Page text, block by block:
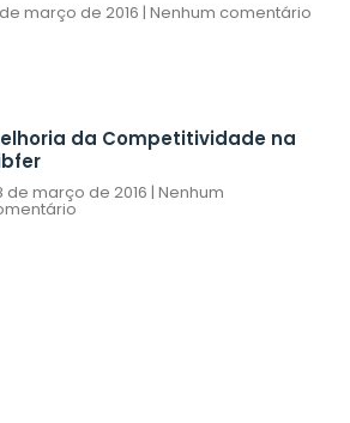
março de 2016 Nenhum comentário
da Competitividade na
de março de 2016 Nenhum